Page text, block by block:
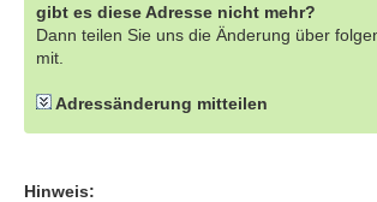
gibt es diese Adresse nicht mehr?
Dann teilen Sie uns die Änderung über
mit.
Adressänderung mitteilen
Hinweis: